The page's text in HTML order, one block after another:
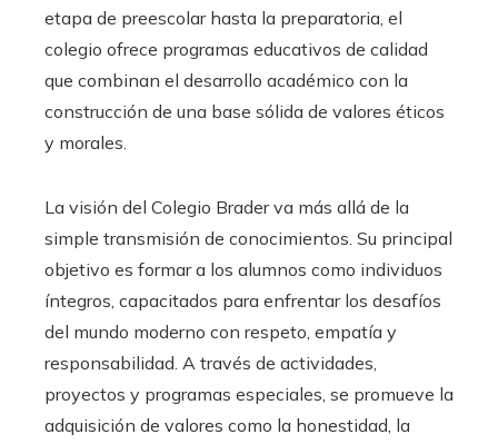
etapa de preescolar hasta la preparatoria, el
colegio ofrece programas educativos de calidad
que combinan el desarrollo académico con la
construcción de una base sólida de valores éticos
y morales.
La visión del Colegio Brader va más allá de la
simple transmisión de conocimientos. Su principal
objetivo es formar a los alumnos como individuos
íntegros, capacitados para enfrentar los desafíos
del mundo moderno con respeto, empatía y
responsabilidad. A través de actividades,
proyectos y programas especiales, se promueve la
adquisición de valores como la honestidad, la